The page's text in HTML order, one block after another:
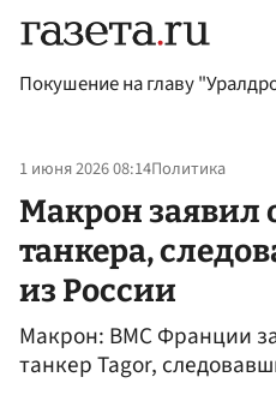
Покушение на главу
1 июня 2026 08:14Политика
Макрон заявил
танкера,
из России
Макрон: ВМС Франции
танкер Tagor,